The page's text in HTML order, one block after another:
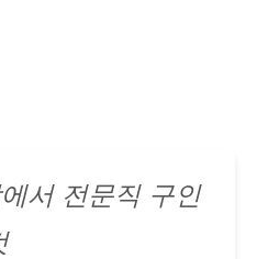
서 전문직 구인